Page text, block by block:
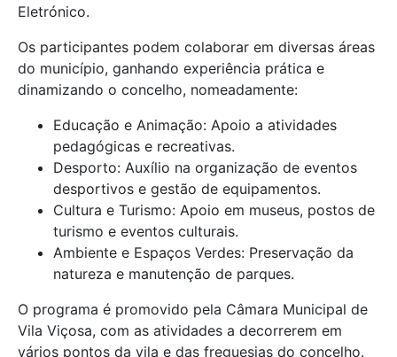
Eletrónico.
Os participantes podem colaborar em diversas áreas
do município, ganhando experiência prática e
dinamizando o concelho, nomeadamente:
Educação e Animação: Apoio a atividades
pedagógicas e recreativas.
Desporto: Auxílio na organização de eventos
desportivos e gestão de equipamentos.
Cultura e Turismo: Apoio em museus, postos de
turismo e eventos culturais.
Ambiente e Espaços Verdes: Preservação da
natureza e manutenção de parques.
O programa é promovido pela Câmara Municipal de
Vila Viçosa, com as atividades a decorrerem em
vários pontos da vila e das freguesias do concelho.